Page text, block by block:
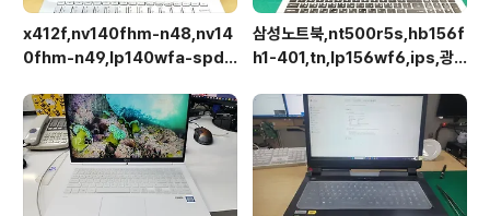
x412f,nv140fhm-n48,nv14
0fhm-n49,lp140wfa-spd1,
삼성노트북,nt500r5s,hb156f
h1-401,tn,lp156wf6,ips,광